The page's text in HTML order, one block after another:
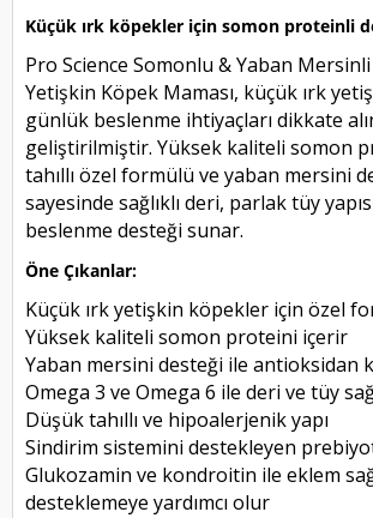
Küçük ırk köpekler için somon proteinli
Pro Science Somonlu & Yaban
Yetişkin Köpek Maması, küçük ırk
günlük beslenme ihtiyaçları dikkate
geliştirilmiştir. Yüksek kaliteli somon
tahıllı özel formülü ve yaban mersini
sayesinde sağlıklı deri, parlak tüy
beslenme desteği sunar.
Öne Çıkanlar:
Küçük ırk yetişkin köpekler için özel
Yüksek kaliteli somon proteini içerir
Yaban mersini desteği ile antioksidan
Omega 3 ve Omega 6 ile deri ve tüy
Düşük tahıllı ve hipoalerjenik yapı
Sindirim sistemini destekleyen
Glukozamin ve kondroitin ile eklem
desteklemeye yardımcı olur